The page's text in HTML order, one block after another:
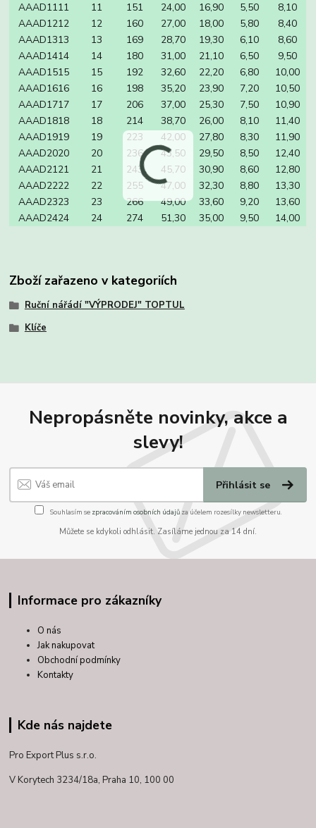
AAAD1111
11 151 24,00 16,90 5,50
8,10
AAAD1212
12 160 27,00 18,00 5,80
8,40
AAAD1313
13 169 28,70 19,30 6,10
8,60
AAAD1414
14 180 31,00 21,10 6,50
9,50
AAAD1515
15 192 32,60 22,20 6,80
10,00
AAAD1616
16 198 35,20 23,90 7,20
10,50
AAAD1717
17 206 37,00 25,30 7,50
10,90
AAAD1818
18 214 38,70 26,00 8,10
11,40
AAAD1919
19 223 42,00 27,80 8,30
11,90
AAAD2020
20 236 43,50 29,50 8,50
12,40
AAAD2121
21 243 45,70 30,90 8,60
12,80
AAAD2222
22 255 47,00 32,30 8,80
13,30
AAAD2323
23 266 49,00 33,60 9,20
13,60
AAAD2424
24 274 51,30 35,00 9,50 14,00
Zboží zařazeno v kategoriích
Ruční nářádí "VÝPRODEJ" TOPTUL
Klíče
Nepropásněte novinky, akce a
slevy!
Přihlásit se
Souhlasím se zpracováním osobních údajůza účelem rozesílky newsletteru.
Můžete se kdykoli odhlásit. Zasíláme jednou za 14 dní.
Informace pro zákazníky
O nás
Jak nakupovat
Obchodní podmínky
Kontakty
Kde nás najdete
Pro Export Plus s.r.o.
V Korytech 3234/18a, Praha 10, 100 00